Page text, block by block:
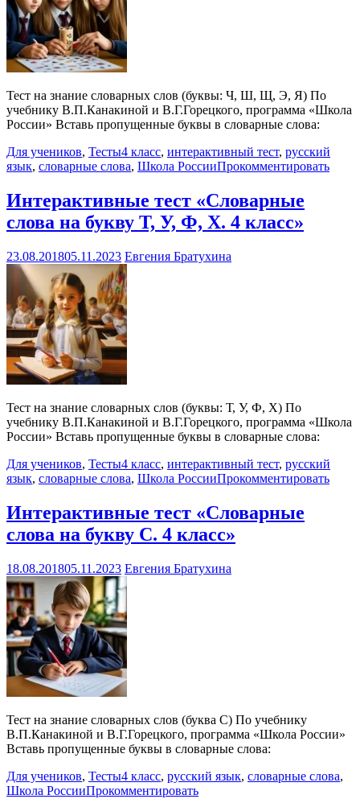
Тест на знание словарных слов (буквы: Ч, Ш, Щ, Э, Я) По
учебнику В.П.Канакиной и В.Г.Горецкого, программа «Школа
России» Вставь пропущенные буквы в словарные слова:
Для учеников, Тесты4 класс, интерактивный тест, русский
язык, словарные слова, Школа РоссииПрокомментировать
Интерактивные тест «Словарные
слова на букву Т, У, Ф, Х. 4 класс»
23.08.201805.11.2023 Евгения Братухина
Тест на знание словарных слов (буквы: Т, У, Ф, Х) По
учебнику В.П.Канакиной и В.Г.Горецкого, программа «Школа
России» Вставь пропущенные буквы в словарные слова:
Для учеников, Тесты4 класс, интерактивный тест, русский
язык, словарные слова, Школа РоссииПрокомментировать
Интерактивные тест «Словарные
слова на букву С. 4 класс»
18.08.201805.11.2023 Евгения Братухина
Тест на знание словарных слов (буква С) По учебнику
В.П.Канакиной и В.Г.Горецкого, программа «Школа России»
Вставь пропущенные буквы в словарные слова:
Для учеников, Тесты4 класс, русский язык, словарные слова,
Школа РоссииПрокомментировать